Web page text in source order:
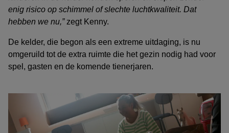
enig risico op schimmel of slechte luchtkwaliteit. Dat
hebben we nu,” zegt Kenny.
De kelder, die begon als een extreme uitdaging, is nu
omgeruild tot de extra ruimte die het gezin nodig had voor
spel, gasten en de komende tienerjaren.